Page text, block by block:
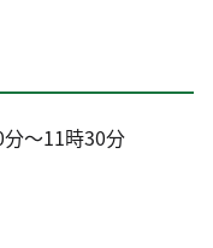
～11時30分